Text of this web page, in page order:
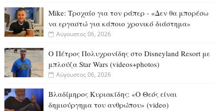
Mike: Τροχαίο για τον ράπερ - «Δεν θα μπορέσω
να εργαστώ για κάποιο χρονικό διάστημα»
Αύγουστος 06, 2026
Ο Πέτρος Πολυχρονίδης στο Disneyland Resort με
μπλούζα Star Wars (videos+photos)
Αύγουστος 06, 2026
Βλαδίμηρος Κυριακίδης: «Ο Θεός είναι
δημιούργημα του ανθρώπου» (video)